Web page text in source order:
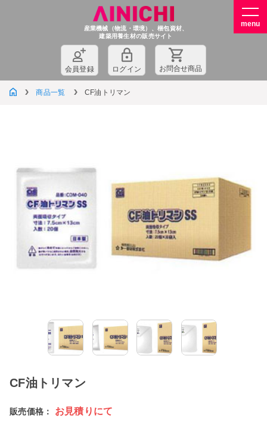
産業機械（物流・環境）、梱包資材、
建築用養生材の販売サイト
会員登録 ログイン お問合せ商品
商品一覧 CF油トリマン
CF油トリマン
販売価格： お見積りにて